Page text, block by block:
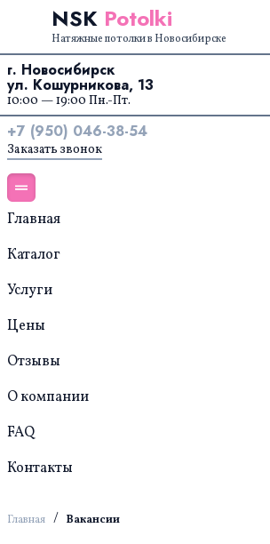
Перейти к содержанию
NSK Potolki
Натяжные потолки в Новосибирске
г. Новосибирск
ул. Кошурникова, 13
10:00 — 19:00 Пн.-Пт.
+7 (950) 046-38-54
Заказать звонок
Главная
Каталог
Услуги
Цены
Отзывы
О компании
FAQ
Контакты
Главная / Вакансии